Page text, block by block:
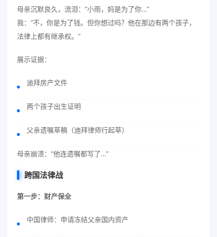
母亲沉默良久，流泪：“小雨，妈是为了你…”
我：“不，你是为了钱。但你想过吗？他在那边有两个孩子，
法律上都有继承权。”
展示证据：
迪拜房产文件
两个孩子出生证明
父亲遗嘱草稿（迪拜律师行起草）
母亲崩溃：“他连遗嘱都写了…”
跨国法律战
第一步：财产保全
中国律师：申请冻结父亲国内资产